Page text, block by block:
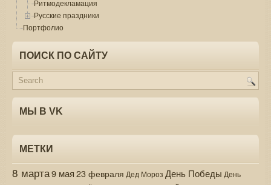
Ритмодекламация
Русские праздники
Портфолио
ПОИСК ПО САЙТУ
МЫ В VK
МЕТКИ
8 марта9 мая 23 февраля Дед Мороз День Победы День